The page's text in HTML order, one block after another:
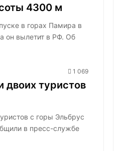
4300 м
в горах Памира в
он вылетит в РФ. Об
1 069
туристов
с горы Эльбрус
в пресс-службе